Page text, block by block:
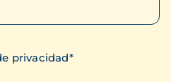
privacidad*